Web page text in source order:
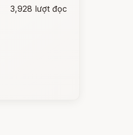
3,928 lượt đọc